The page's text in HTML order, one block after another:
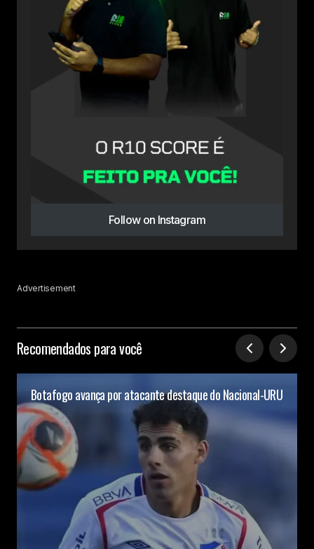
Follow on Instagram
Advertisement
Recomendados para você
Botafogo avança por atacante destaque do Nacional-URU